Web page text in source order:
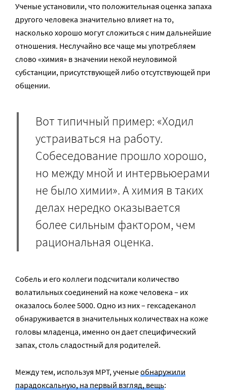
Ученые установили, что положительная оценка запаха
другого человека значительно влияет на то,
насколько хорошо могут сложиться с ним дальнейшие
отношения. Неслучайно все чаще мы употребляем
слово «химия» в значении некой неуловимой
субстанции, присутствующей либо отсутствующей при
общении.
Вот типичный пример: «Ходил
устраиваться на работу.
Собеседование прошло хорошо,
но между мной и интервьюерами
не было химии». А химия в таких
делах нередко оказывается
более сильным фактором, чем
рациональная оценка.
Собель и его коллеги подсчитали количество
волатильных соединений на коже человека – их
оказалось более 5000. Одно из них – гексадеканол
обнаруживается в значительных количествах на коже
головы младенца, именно он дает специфический
запах, столь сладостный для родителей.
Между тем, используя МРТ, ученыеобнаружили
парадоксальную, на первый взгляд, вещь: